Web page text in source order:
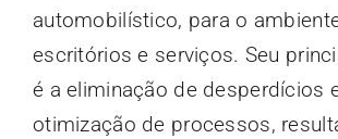
automobilístico, para o
escritórios e serviços. Seu
é a eliminação de desperdícios
otimização de processos,